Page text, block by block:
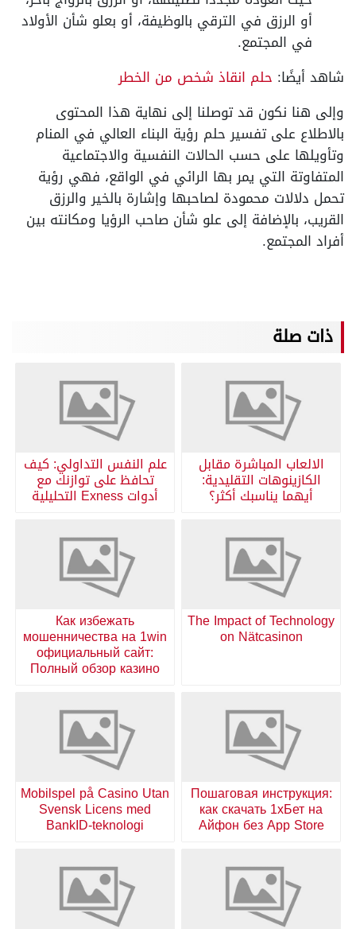
أو الرزق في الترقي بالوظيفة، أو بعلو شأن الأولاد
في المجتمع.
شاهد أيضًا: حلم انقاذ شخص من الخطر
وإلى هنا نكون قد توصلنا إلى نهاية هذا المحتوى
بالاطلاع على تفسير حلم رؤية البناء العالي في المنام
وتأويلها على حسب الحالات النفسية والاجتماعية
المتفاوتة التي يمر بها الرائي في الواقع، فهي رؤية
تحمل دلالات محمودة لصاحبها وإشارة بالخير والرزق
القريب، بالإضافة إلى علو شأن صاحب الرؤيا ومكانته بين
أفراد المجتمع.
ذات صلة
الالعاب المباشرة مقابل
الكازينوهات التقليدية:
أيهما يناسبك أكثر؟
علم النفس التداولي: كيف
تحافظ على توازنك مع
أدوات Exness التحليلية
The Impact of Technology
on Nätcasinon
Как избежать
мошенничества на 1win
официальный сайт:
Полный обзор казино
Пошаговая инструкция:
как скачать 1хБет на
Айфон без App Store
Mobilspel på Casino Utan
Svensk Licens med
BankID-teknologi